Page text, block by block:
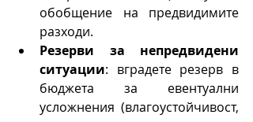
обобщение на предвидимите
разходи.
Резерви за непредвидени
ситуации: вградете резерв в
бюджета за евентуални
усложнения (влагоустойчивост,